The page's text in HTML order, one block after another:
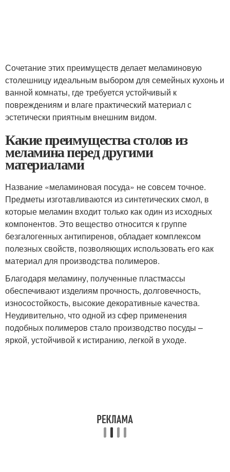
Сочетание этих преимуществ делает меламиновую
столешницу идеальным выбором для семейных кухонь и
ванной комнаты, где требуется устойчивый к
повреждениям и влаге практический материал с
эстетически приятным внешним видом.
Какие преимущества столов из
меламина перед другими
материалами
Название «меламиновая посуда» не совсем точное.
Предметы изготавливаются из синтетических смол, в
которые меламин входит только как один из исходных
компонентов. Это вещество относится к группе
безгалогенных антипиренов, обладает комплексом
полезных свойств, позволяющих использовать его как
материал для производства полимеров.
Благодаря меламину, полученные пластмассы
обеспечивают изделиям прочность, долговечность,
износостойкость, высокие декоративные качества.
Неудивительно, что одной из сфер применения
подобных полимеров стало производство посуды –
яркой, устойчивой к истиранию, легкой в уходе.